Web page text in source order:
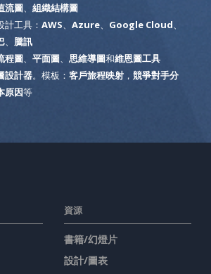
流圖、 組織結構圖
計工具： AWS Azure、 Google Cloud
、 騰訊
程圖、 平面圖、 思維導圖和維恩圖工具
設計器。模板： 客戶旅程映射， 競爭對手分
原因等
資源
書籍/幻燈片
設計/圖表